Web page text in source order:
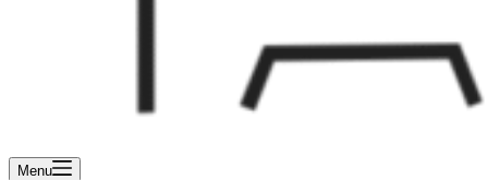
Menu